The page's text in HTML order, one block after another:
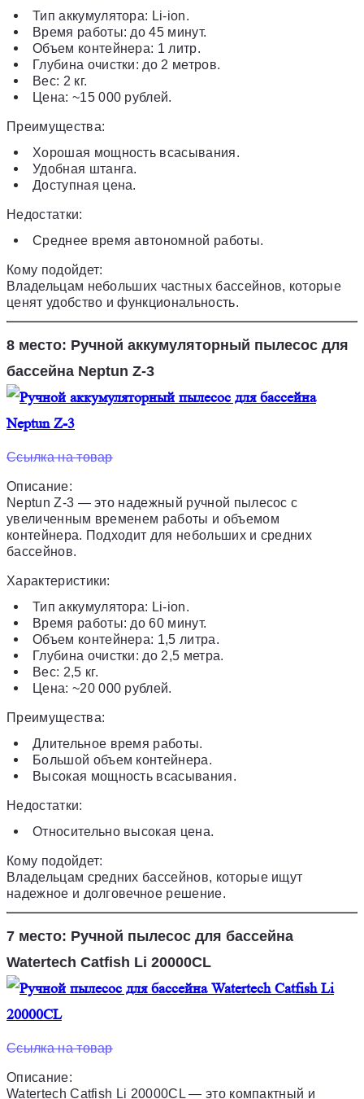
Тип аккумулятора: Li-ion.
Время работы: до 45 минут.
Объем контейнера: 1 литр.
Глубина очистки: до 2 метров.
Вес: 2 кг.
Цена: ~15 000 рублей.
Преимущества:
Хорошая мощность всасывания.
Удобная штанга.
Доступная цена.
Недостатки:
Среднее время автономной работы.
Кому подойдет:
Владельцам небольших частных бассейнов, которые
ценят удобство и функциональность.
8 место: Ручной аккумуляторный пылесос для
бассейна Neptun Z-3
Ссылка на товар
Описание:
Neptun Z-3 — это надежный ручной пылесос с
увеличенным временем работы и объемом
контейнера. Подходит для небольших и средних
бассейнов.
Характеристики:
Тип аккумулятора: Li-ion.
Время работы: до 60 минут.
Объем контейнера: 1,5 литра.
Глубина очистки: до 2,5 метра.
Вес: 2,5 кг.
Цена: ~20 000 рублей.
Преимущества:
Длительное время работы.
Большой объем контейнера.
Высокая мощность всасывания.
Недостатки:
Относительно высокая цена.
Кому подойдет:
Владельцам средних бассейнов, которые ищут
надежное и долговечное решение.
7 место: Ручной пылесос для бассейна
Watertech Catfish Li 20000CL
Ссылка на товар
Описание:
Watertech Catfish Li 20000CL — это компактный и